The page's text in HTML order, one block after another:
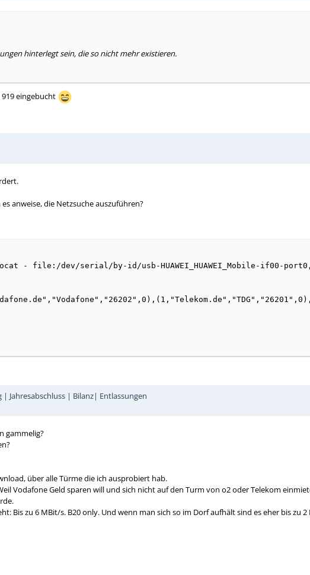
hinterlegt sein, die so nicht mehr existieren.
eingebucht
anweise, die Netzsuche auszuführen?
Jahresabschluss | Bilanz| Entlassungen
gammelig?
über alle Türme die ich ausprobiert hab.
Vodafone Geld sparen will und sich nicht auf den Turm von o2 oder Telekom
Bis zu 6 MBit/s. B20 only. Und wenn man sich so im Dorf aufhält sind es eher bis zu 2